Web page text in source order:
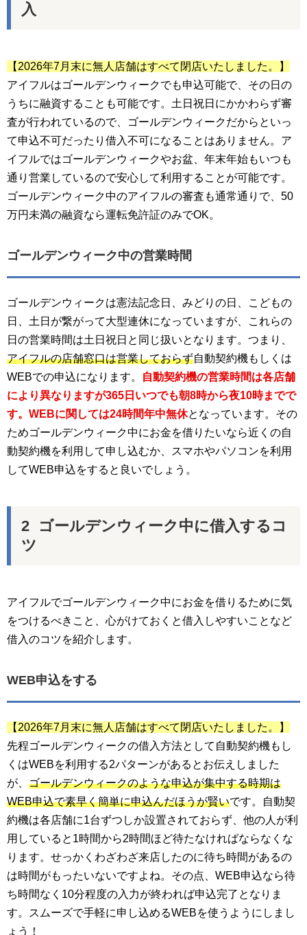
入
【2026年7月末に無人店舗はすべて閉店いたしました。】
アイフルはゴールデンウィークでも申込可能で、その日の
うちに融資することも可能です。土日祝日にかかわらず審
査が行われているので、ゴールデンウィークだからといっ
て申込不可だったり借入不可になることはありません。ア
イフルではゴールデンウィークやお盆、年末年始もいつも
通り営業しているので安心して利用することが可能です。
ゴールデンウィーク中のアイフルの審査も通常通りで、50
万円未満の融資なら運転免許証のみでOK。
ゴールデンウィーク中の営業時間
ゴールデンウィークは憲法記念日、みどりの日、こどもの
日、土日が繋がって大型連休になっていますが、これらの
日の営業時間は土日祝日と同じ扱いとなります。つまり、
アイフルの店舗窓口は営業しておらず自動契約機もしくは
WEBでの申込になります。
自動契約機の営業時間は各店舗
により異なりますが365日いつでも朝8時から夜10時までで
す。WEBに関しては24時間年中無休となっています。その
ためゴールデンウィーク中にお金を借りたいなら近くの自
動契約機を利用して申し込むか、スマホやパソコンを利用
してWEB申込をすると良いでしょう。
ゴールデンウィーク中に借入するコ
ツ
アイフルでゴールデンウィーク中にお金を借りるために気
をつけるべきこと、心がけておくと借入しやすいことなど
借入のコツを紹介します。
WEB申込をする
【2026年7月末に無人店舗はすべて閉店いたしました。】
先程ゴールデンウィークの借入方法として自動契約機もし
くはWEBを利用する2パターンがあるとお伝えしました
が、 ゴールデンウィークのような申込が集中する時期は
WEB申込で素早く簡単に申込んだほうが賢いです。自動契
約機は各店舗に1台ずつしか設置されておらず、他の人が利
用していると1時間から2時間ほど待たなければならなくな
ります。せっかくわざわざ来店したのに待ち時間があるの
は時間がもったいないですよね。その点、WEB申込なら待
ち時間なく10分程度の入力が終われば申込完了となりま
す。スムーズで手軽に申し込めるWEBを使うようにしまし
ょう！